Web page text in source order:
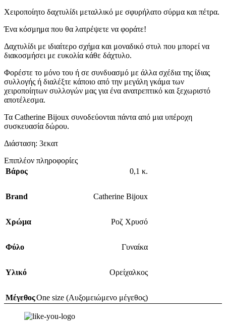
Χειροποίητο δαχτυλίδι μεταλλικό με σφυρήλατο σύρμα και πέτρα.
Ένα κόσμημα που θα λατρέψετε να φοράτε!
Δαχτυλίδι με ιδιαίτερο σχήμα και μοναδικό στυλ που μπορεί να
διακοσμήσει με ευκολία κάθε δάχτυλο.
Φορέστε το μόνο του ή σε συνδυασμό με άλλα σχέδια της ίδιας
συλλογής ή διαλέξτε κάποιο από την μεγάλη γκάμα των
χειροποίητων συλλογών μας για ένα ανατρεπτικό και ξεχωριστό
αποτέλεσμα.
Τα Catherine Bijoux συνοδεύονται πάντα από μια υπέροχη
συσκευασία δώρου.
Διάσταση: 3εκατ
Επιπλέον πληροφορίες
Βάρος
0,1 κ.
Brand Catherine Bijoux
Χρώμα Ροζ Χρυσό
Φύλο Γυναίκα
Υλικό Ορείχαλκος
ΜέγεθοςOne size (Αυξομειώμενο μέγεθος)